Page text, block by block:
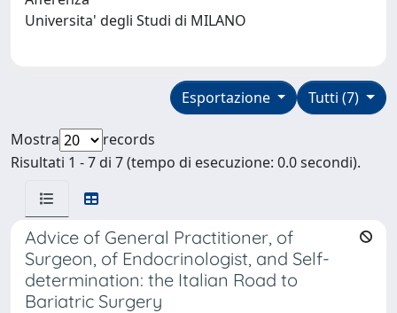
Universita' degli Studi di MILANO
Tutti (7)
Esportazione
Mostra
records
Risultati 1 - 7 di 7 (tempo di esecuzione: 0.0 secondi).
Advice of General Practitioner, of
Surgeon, of Endocrinologist, and Self-
determination: the Italian Road to
Bariatric Surgery